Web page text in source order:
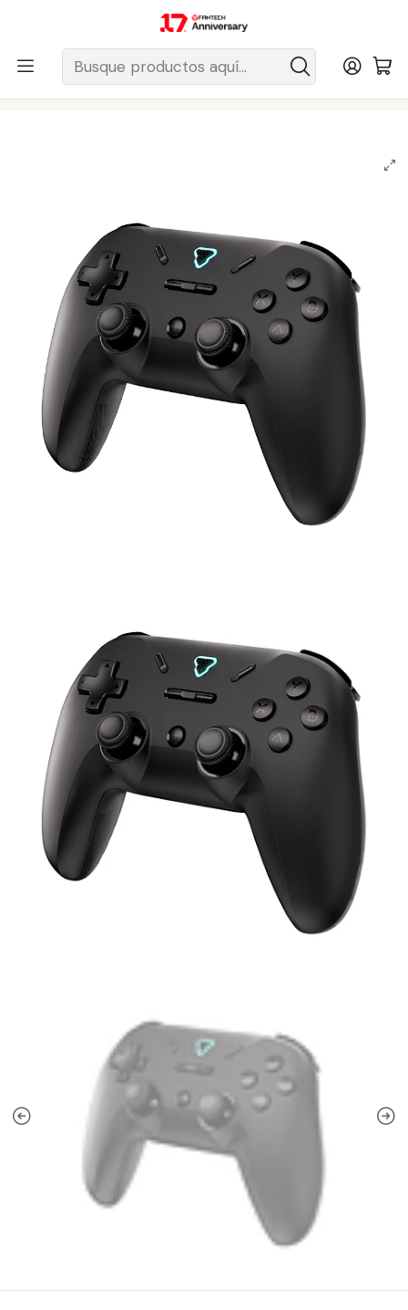
Despacho gratis a todo Chile sobre $50.000 pesos.
Accesorios
Accesorios Consolas/Plataformas
PlayStation
Controles PS3
WGP12s REVOLVER III Black Control Inalámbrico Multiplataforma